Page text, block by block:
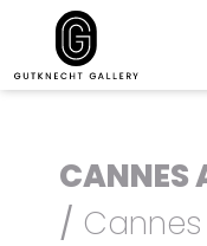
CANNES
/